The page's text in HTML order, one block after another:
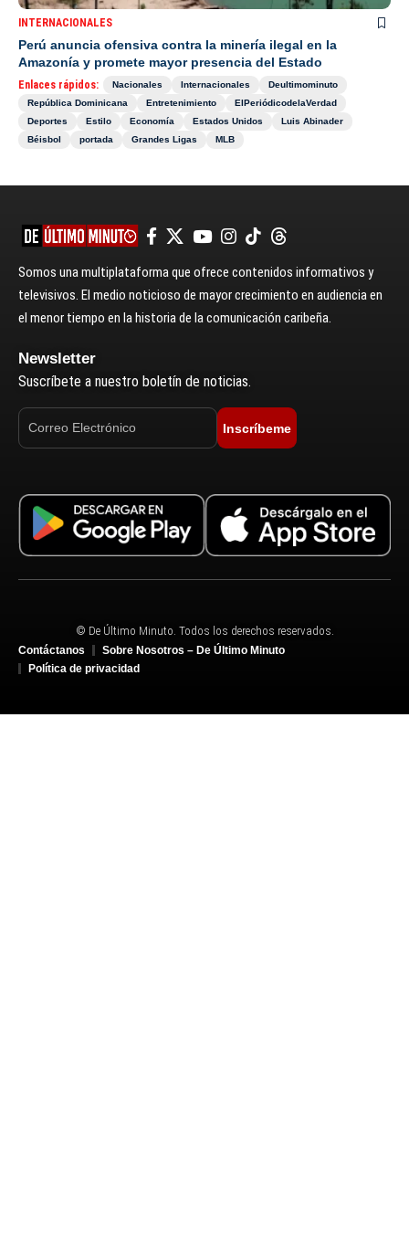
INTERNACIONALES
Perú anuncia ofensiva contra la minería ilegal en la
Amazonía y promete mayor presencia del Estado
Enlaces rápidos: Nacionales Internacionales
Deultimominuto
República Dominicana
Entretenimiento
ElPeriódicodelaVerdad
Deportes
Estilo Economía Estados Unidos
Luis Abinader
Béisbol
portada Grandes Ligas MLB
Somos una multiplataforma que ofrece contenidos informativos y
televisivos. El medio noticioso de mayor crecimiento en audiencia en
el menor tiempo en la historia de la comunicación caribeña.
Newsletter
Suscríbete a nuestro boletín de noticias.
Inscríbeme
© De Último Minuto. Todos los derechos reservados.
Contáctanos
Sobre Nosotros – De Último Minuto
Política de privacidad